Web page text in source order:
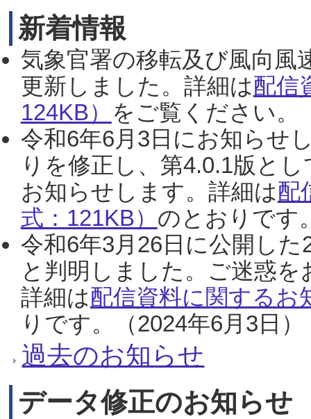
新着情報
気象官署の移転及び風向風
更新しました。詳細は配信
124KB） をご覧ください。
令和6年6月3日にお知らせ
りを修正し、第4.0.1版と
お知らせします。詳細は配
式：121KB） のとおりです
令和6年3月26日に公開し
と判明しました。ご迷惑
詳細は配信資料に関するお
りです。（2024年6月3日）
過去のお知らせ
データ修正のお知らせ